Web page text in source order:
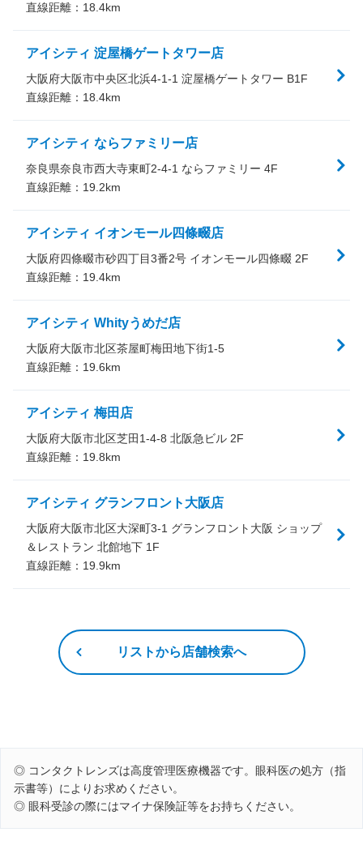
直線距離： 18.4km
アイシティ 淀屋橋ゲートタワー店
大阪府大阪市中央区北浜4-1-1 淀屋橋ゲートタワー B1F
直線距離： 18.4km
アイシティ ならファミリー店
奈良県奈良市西大寺東町2-4-1 ならファミリー 4F
直線距離： 19.2km
アイシティ イオンモール四條畷店
大阪府四條畷市砂四丁目3番2号 イオンモール四條畷 2F
直線距離： 19.4km
アイシティ Whityうめだ店
大阪府大阪市北区茶屋町梅田地下街1-5
直線距離： 19.6km
アイシティ 梅田店
大阪府大阪市北区芝田1-4-8 北阪急ビル 2F
直線距離： 19.8km
アイシティ グランフロント大阪店
大阪府大阪市北区大深町3-1 グランフロント大阪 ショップ
＆レストラン 北館地下 1F
直線距離： 19.9km
リストから店舗検索へ
◎ コンタクトレンズは高度管理医療機器です。眼科医の処方（指
示書等）によりお求めください。
◎ 眼科受診の際にはマイナ保険証等をお持ちください。